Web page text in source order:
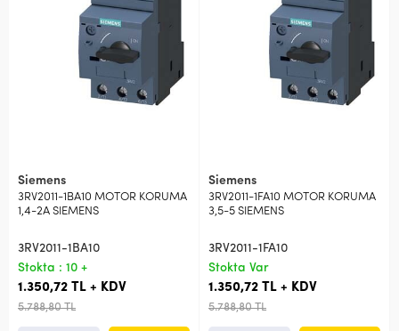
Siemens
3RV2011-1BA10 MOTOR KORUMA
1,4-2A SIEMENS
3RV2011-1BA10
Stokta : 10 +
1.350,72 TL + KDV
5.788,80 TL
Siemens
3RV2011-1FA10 MOTOR KORUMA
3,5-5 SIEMENS
3RV2011-1FA10
Stokta Var
1.350,72 TL + KDV
5.788,80 TL